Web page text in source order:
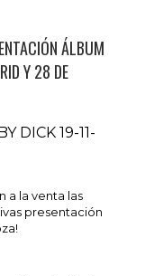
ÁLBUM
Y 28 DE
a la venta las
presentación